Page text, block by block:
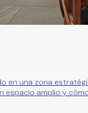
amplio y